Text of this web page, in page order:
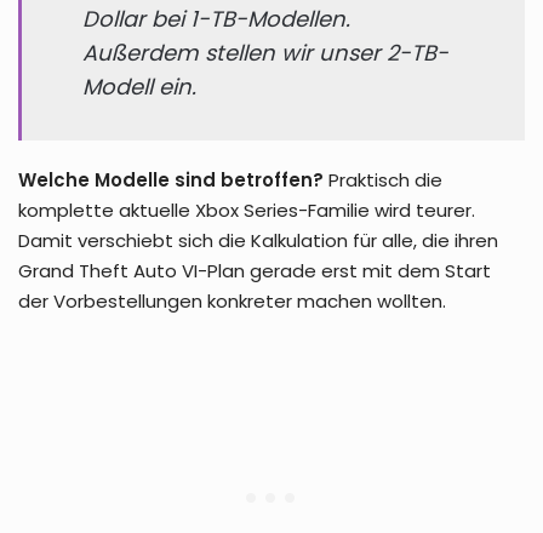
Dollar bei 1-TB-Modellen.
Außerdem stellen wir unser 2-TB-
Modell ein.
Welche Modelle sind betroffen? Praktisch die
komplette aktuelle Xbox Series-Familie wird teurer.
Damit verschiebt sich die Kalkulation für alle, die ihren
Grand Theft Auto VI-Plan gerade erst mit dem Start
der Vorbestellungen konkreter machen wollten.